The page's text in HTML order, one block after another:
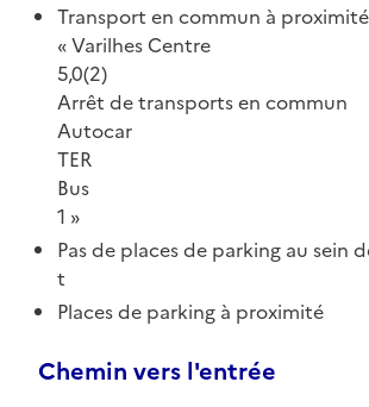
Transport en commun à
Varilhes Centre
5,0(2)
Arrêt de transports en commun
Autocar
TER
Bus
1
Pas de places de parking au sein
t
Places de parking à proximité
Chemin vers l'entrée